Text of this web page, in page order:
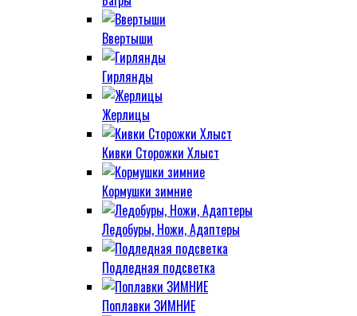
Ввертыши
Гирлянды
Жерлицы
Кивки Сторожки Хлыст
Кормушки зимние
Ледобуры, Ножи, Адаптеры
Подледная подсветка
Поплавки ЗИМНИЕ